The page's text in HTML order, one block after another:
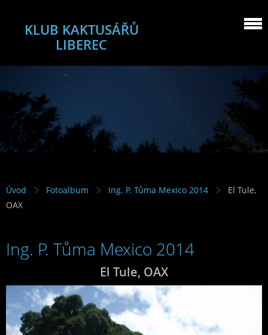
KLUB KAKTUSÁŘŮ
LIBEREC
Úvod Fotoalbum Ing. P. Tůma Mexico 2014
El Tule,
OAX
Ing. P. Tůma Mexico 2014
El Tule, OAX